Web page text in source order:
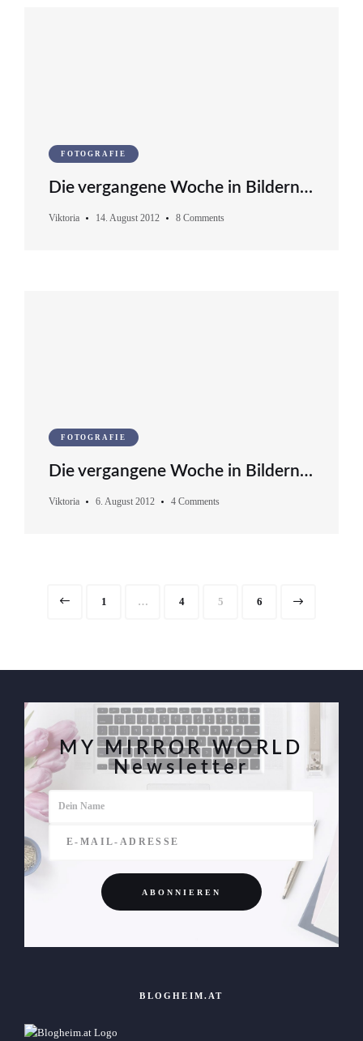
FOTOGRAFIE
Die vergangene Woche in Bildern…
Viktoria 14. August 2012 8 Comments
FOTOGRAFIE
Die vergangene Woche in Bildern…
Viktoria 6. August 2012 4 Comments
Seitennummerierung
Page
1 … Page
4 Page
5 Page
6
MY MIRROR WORLD
Newsletter
BLOGHEIM.AT